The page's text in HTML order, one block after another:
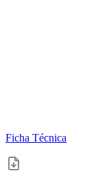
Ficha Técnica